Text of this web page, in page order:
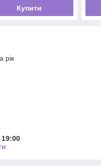
Купити
рік